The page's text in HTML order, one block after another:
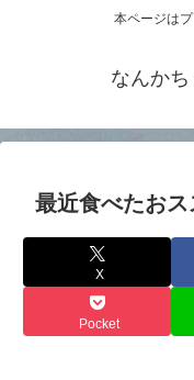
本ページは
なんか
最近食べたおス
X
Pocket